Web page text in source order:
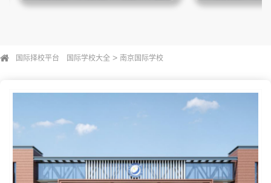
国际择校平台 国际学校大全 > 南京国际学校